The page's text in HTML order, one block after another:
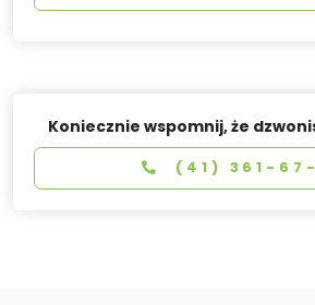
Koniecznie wspomnij, że
(41) 361-